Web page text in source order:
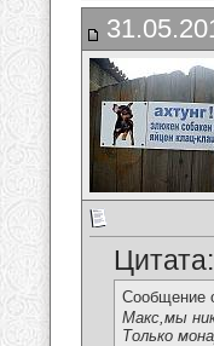
Цитата:
Сообщение
Макс,мы
Только